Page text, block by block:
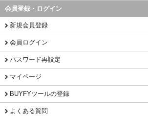
会員登録・ログイン
新規会員登録
会員ログイン
パスワード再設定
マイページ
BUYFYツールの登録
よくある質問